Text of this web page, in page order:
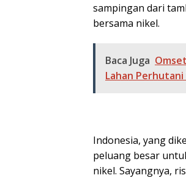
sampingan dari
bersama nikel.
Baca Juga
Lahan
Indonesia, yang
peluang besar
nikel. Sayangnya,